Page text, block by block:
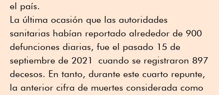
el país.
La última ocasión que las autoridades
sanitarias habían reportado alrededor de 900
defunciones diarias, fue el pasado 15 de
septiembre de 2021 cuando se registraron 897
decesos. En tanto, durante este cuarto repunte,
la anterior cifra de muertes considerada como